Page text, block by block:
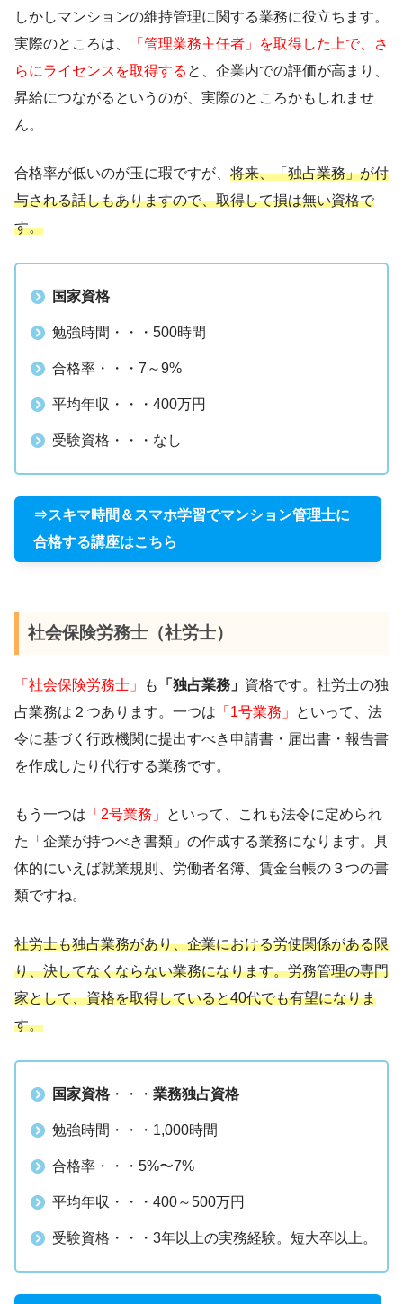
しかしマンションの維持管理に関する業務に役立ちます。
実際のところは、
「管理業務主任者」を取得した上で、さ
らにライセンスを取得する と、企業内での評価が高まり、
昇給につながるというのが、実際のところかもしれませ
ん。
合格率が低いのが玉に瑕ですが、 将来、「独占業務」が付
与される話しもありますので、取得して損は無い資格で
す。
国家資格
勉強時間・・・500時間
合格率・・・7～9%
平均年収・・・400万円
受験資格・・・なし
⇒スキマ時間＆スマホ学習でマンション管理士に
合格する講座はこちら
社会保険労務士（社労士）
「社会保険労務士」 も 「独占業務」 資格です。社労士の独
占業務は２つあります。一つは 「1号業務」
といって、法
令に基づく行政機関に提出すべき申請書・届出書・報告書
を作成したり代行する業務です。
もう一つは 「2号業務」
といって、これも法令に定められ
た「企業が持つべき書類」の作成する業務になります。具
体的にいえば就業規則、労働者名簿、賃金台帳の３つの書
類ですね。
社労士も独占業務があり、企業における労使関係がある限
り、決してなくならない業務になります。労務管理の専門
家として、資格を取得していると40代でも有望になりま
す。
国家資格 ・・・ 業務独占資格
勉強時間・・・1,000時間
合格率・・・5%〜7%
平均年収・・・400～500万円
受験資格・・・3年以上の実務経験。短大卒以上。